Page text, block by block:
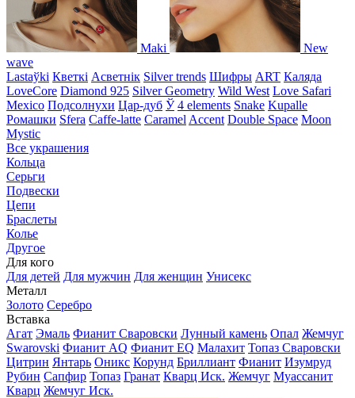
Maki
New
wave
Lastaўki Кветкі Асветнiк Silver trends Шифры ART Каляда
LoveCore Diamond 925 Silver Geometry Wild West Love Safari
Mexico Подсолнухи Цар-дуб Ў 4 elements Snake Kupalle
Ромашки Sfera Caffe-latte Caramel Accent Double Space Moon
Mystic
Все украшения
Кольца
Серьги
Подвески
Цепи
Браслеты
Колье
Другое
Для кого
Для детей Для мужчин Для женщин Унисекс
Металл
Золото Серебро
Вставка
Агат Эмаль Фианит Сваровски Лунный камень Опал Жемчуг
Swarovski Фианит AQ Фианит EQ Малахит Топаз Сваровски
Цитрин Янтарь Оникс Корунд Бриллиант Фианит Изумруд
Рубин Сапфир Топаз Гранат Кварц Иск. Жемчуг Муассанит
Кварц Жемчуг Иск.